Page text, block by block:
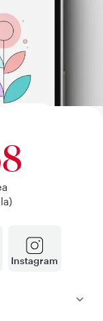
Instagram